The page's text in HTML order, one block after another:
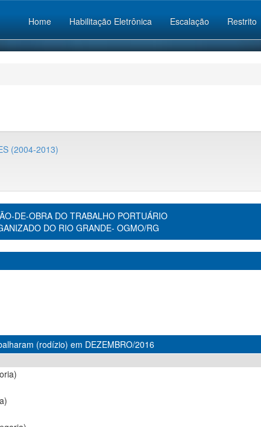
Home Habilitação Eletrônica Escalação Restrito
(2004-2013)
DE-OBRA DO TRABALHO PORTUÁRIO
DO RIO GRANDE- OGMO/RG
(rodízio) em DEZEMBRO/2016